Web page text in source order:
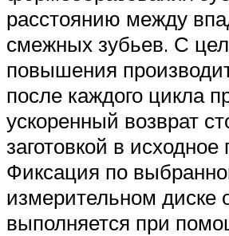
расстоянию между
смежных зубьев. С
повышения
после каждого цикла
ускоренный возврат
заготовкой в
Фиксация по
измерительном диске
выполняется при